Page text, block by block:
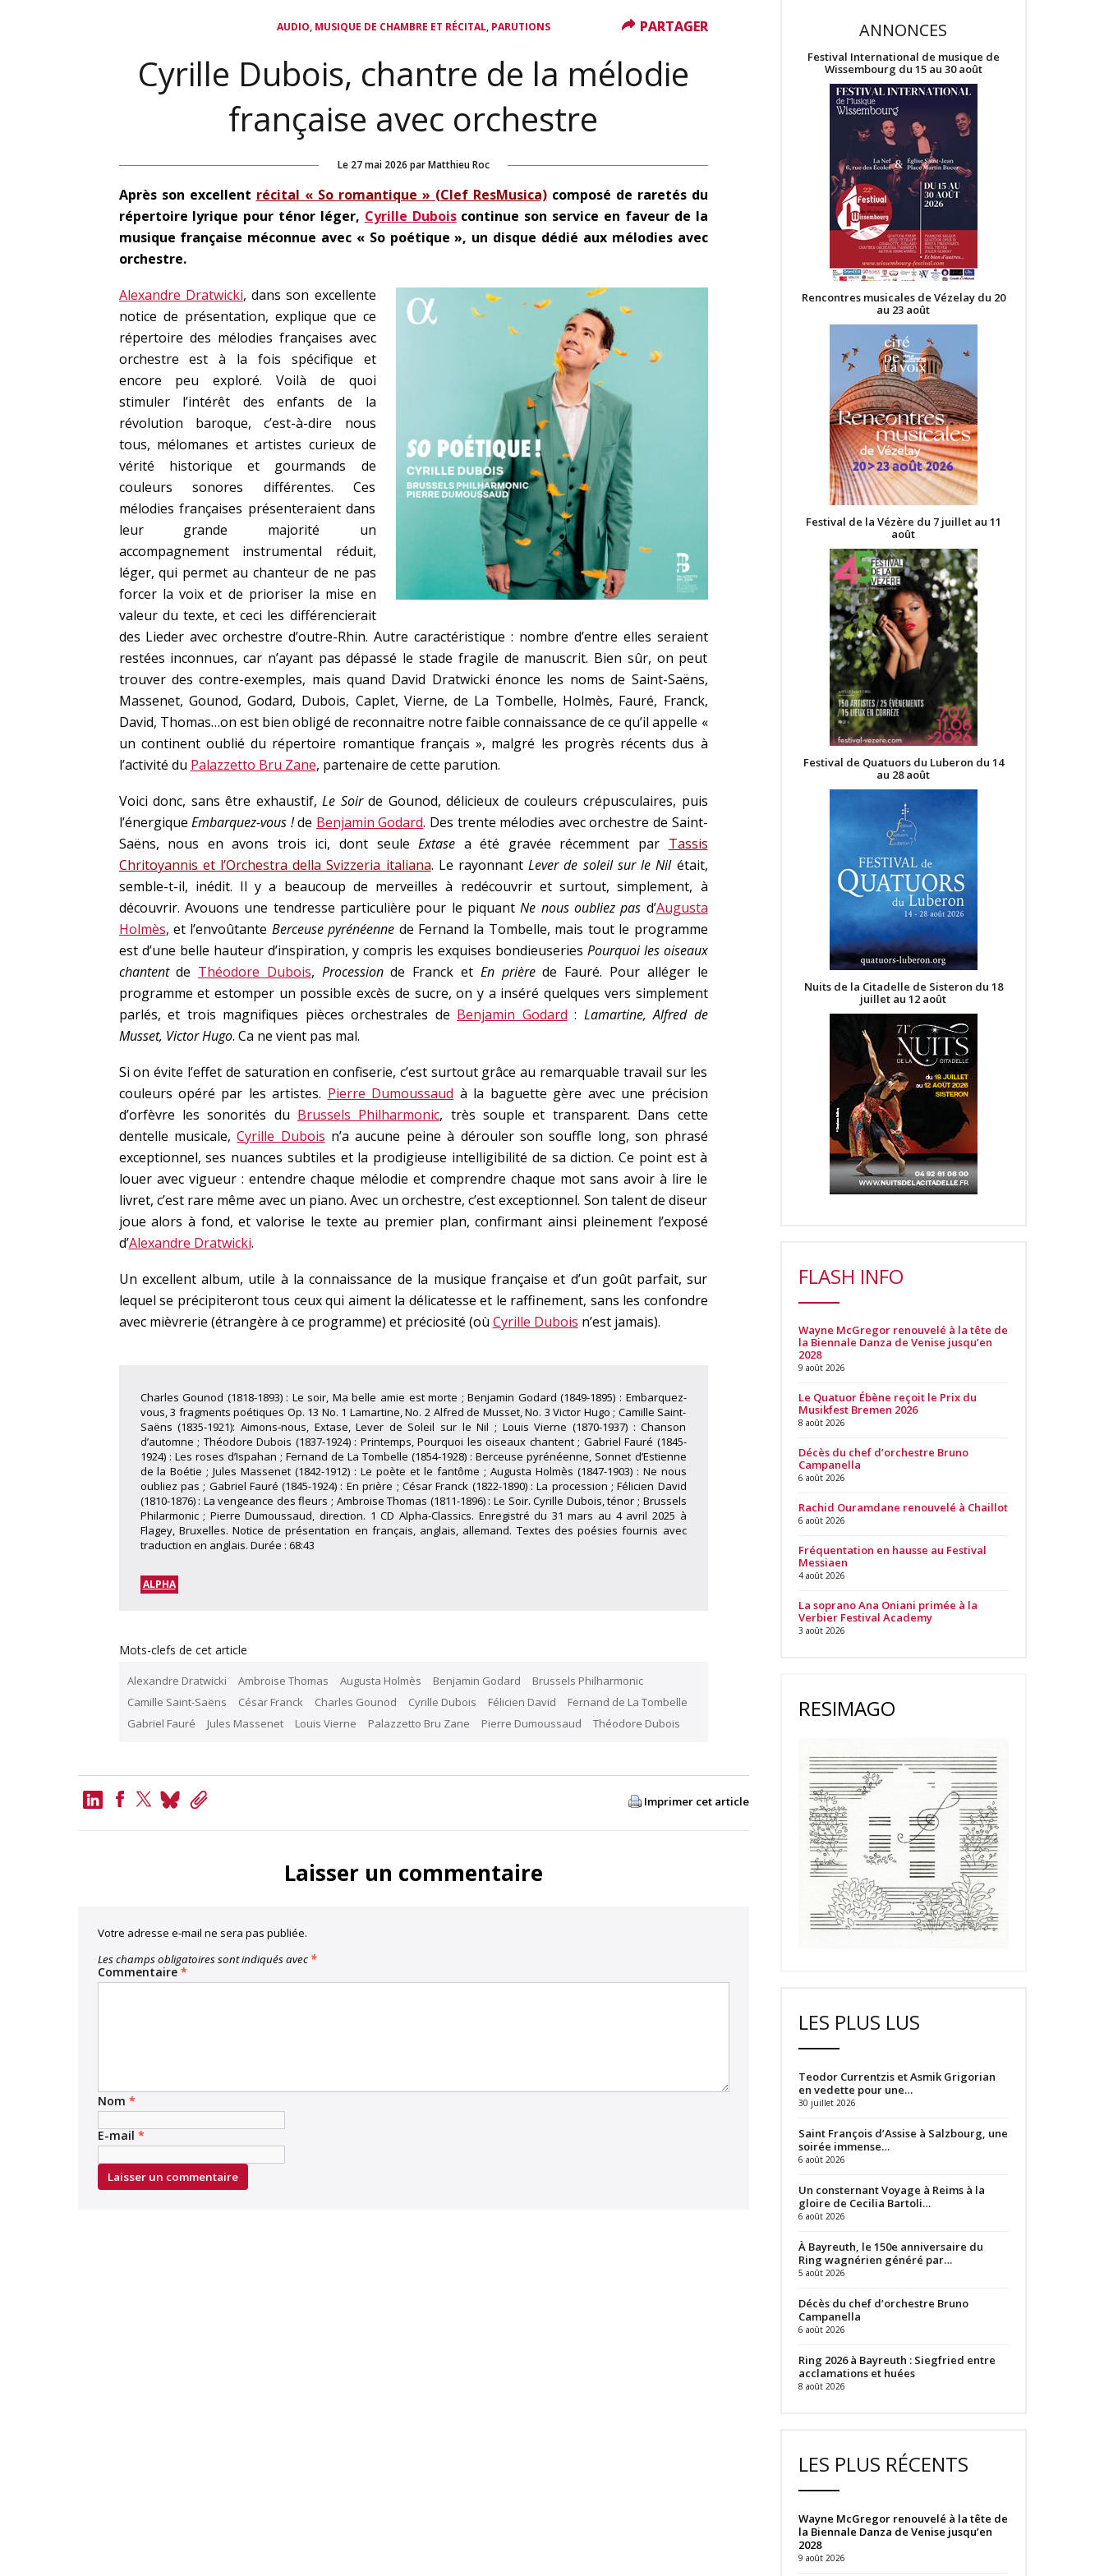
AUDIO, MUSIQUE DE CHAMBRE ET RÉCITAL, PARUTIONS
Cyrille Dubois, chantre de la mélodie
française avec orchestre
Le 27 mai 2026 par Matthieu Roc
Après son excellent récital « So romantique » (Clef ResMusica)composé de raretés du
répertoire lyrique pour ténor léger, Cyrille Duboiscontinue son service en faveur de la
musique française méconnue avec « So poétique », un disque dédié aux mélodies avec
orchestre.
Alexandre Dratwicki, dans son excellente
notice de présentation, explique que ce
répertoire des mélodies françaises avec
orchestre est à la fois spécifique et
encore peu exploré. Voilà de quoi
stimuler l’intérêt des enfants de la
révolution baroque, c’est-à-dire nous
tous, mélomanes et artistes curieux de
vérité historique et gourmands de
couleurs sonores différentes. Ces
mélodies françaises présenteraient dans
leur grande majorité un
accompagnement instrumental réduit,
léger, qui permet au chanteur de ne pas
forcer la voix et de prioriser la mise en
valeur du texte, et ceci les différencierait
des Lieder avec orchestre d’outre-Rhin. Autre caractéristique : nombre d’entre elles seraient
restées inconnues, car n’ayant pas dépassé le stade fragile de manuscrit. Bien sûr, on peut
trouver des contre-exemples, mais quand David Dratwicki énonce les noms de Saint-Saëns,
Massenet, Gounod, Godard, Dubois, Caplet, Vierne, de La Tombelle, Holmès, Fauré, Franck,
David, Thomas…on est bien obligé de reconnaitre notre faible connaissance de ce qu’il appelle «
un continent oublié du répertoire romantique français », malgré les progrès récents dus à
l’activité du Palazzetto Bru Zane, partenaire de cette parution.
Voici donc, sans être exhaustif,Le Soirde Gounod, délicieux de couleurs crépusculaires, puis
l’énergiqueEmbarquez-vous !de Benjamin Godard. Des trente mélodies avec orchestre de Saint-
Saëns, nous en avons trois ici, dont seuleExtase a été gravée récemment par Tassis
Chritoyannis et l’Orchestra della Svizzeria italiana. Le rayonnantLever de soleil sur le Nilétait,
semble-t-il, inédit. Il y a beaucoup de merveilles à redécouvrir et surtout, simplement, à
découvrir. Avouons une tendresse particulière pour le piquantNe nous oubliez pas d’Augusta
Holmès, et l’envoûtante Berceuse pyrénéenne de Fernand la Tombelle, mais tout le programme
est d’une belle hauteur d’inspiration, y compris les exquises bondieuseries Pourquoi les oiseaux
chantentde Théodore Dubois, Processionde Franck et En prièrede Fauré. Pour alléger le
programme et estomper un possible excès de sucre, on y a inséré quelques vers simplement
parlés, et trois magnifiques pièces orchestrales de Benjamin Godard : Lamartine, Alfred de
Musset, Victor Hugo. Ca ne vient pas mal.
Si on évite l’effet de saturation en confiserie, c’est surtout grâce au remarquable travail sur les
couleurs opéré par les artistes. Pierre Dumoussaud à la baguette gère avec une précision
d’orfèvre les sonorités du Brussels Philharmonic, très souple et transparent. Dans cette
dentelle musicale,Cyrille Dubois n’a aucune peine à dérouler son souffle long, son phrasé
exceptionnel, ses nuances subtiles et la prodigieuse intelligibilité de sa diction. Ce point est à
louer avec vigueur : entendre chaque mélodie et comprendre chaque mot sans avoir à lire le
livret, c’est rare même avec un piano. Avec un orchestre, c’est exceptionnel. Son talent de diseur
joue alors à fond, et valorise le texte au premier plan, confirmant ainsi pleinement l’exposé
d’Alexandre Dratwicki.
Un excellent album, utile à la connaissance de la musique française et d’un goût parfait, sur
lequel se précipiteront tous ceux qui aiment la délicatesse et le raffinement, sans les confondre
avec mièvrerie (étrangère à ce programme) et préciosité (où Cyrille Dubois n’est jamais).
PARTAGER
Charles Gounod (1818-1893) : Le soir, Ma belle amie est morte ; Benjamin Godard (1849-1895) : Embarquez-
vous, 3 fragments poétiques Op. 13 No. 1 Lamartine, No. 2 Alfred de Musset, No. 3 Victor Hugo ; Camille Saint-
Saëns (1835-1921): Aimons-nous, Extase, Lever de Soleil sur le Nil ; Louis Vierne (1870-1937) : Chanson
d’automne ; Théodore Dubois (1837-1924) : Printemps, Pourquoi les oiseaux chantent ; Gabriel Fauré (1845-
1924) : Les roses d’Ispahan ; Fernand de La Tombelle (1854-1928) : Berceuse pyrénéenne, Sonnet d’Estienne
de la Boétie ; Jules Massenet (1842-1912) : Le poète et le fantôme ; Augusta Holmès (1847-1903) : Ne nous
oubliez pas ; Gabriel Fauré (1845-1924) : En prière ; César Franck (1822-1890) : La procession ; Félicien David
(1810-1876) : La vengeance des fleurs ; Ambroise Thomas (1811-1896) : Le Soir. Cyrille Dubois, ténor ; Brussels
Philarmonic ; Pierre Dumoussaud, direction. 1 CD Alpha-Classics. Enregistré du 31 mars au 4 avril 2025 à
Flagey, Bruxelles. Notice de présentation en français, anglais, allemand. Textes des poésies fournis avec
traduction en anglais. Durée : 68:43
PARTAGER
ALPHA
Mots-clefs de cet article
Alexandre Dratwicki Ambroise Thomas Augusta Holmès Benjamin Godard
Brussels Philharmonic
Camille Saint-Saëns
César Franck Charles Gounod Cyrille Dubois Félicien David
Fernand de La Tombelle
Gabriel Fauré
Jules Massenet Louis Vierne Palazzetto Bru Zane Pierre Dumoussaud Théodore Dubois
LinkedIn
BlueskyCopy
Imprimer cet article
Laisser un commentaire
Votre adresse e-mail ne sera pas publiée.
Les champs obligatoires sont indiqués avec *
Commentaire *
Nom *
E-mail *
ANNONCES
Festival International de musique de
Wissembourg du 15 au 30 août
Rencontres musicales de Vézelay du 20
au 23 août
Festival de la Vézère du 7 juillet au 11
août
Festival de Quatuors du Luberon du 14
au 28 août
Nuits de la Citadelle de Sisteron du 18
juillet au 12 août
FLASH INFO
Wayne McGregor renouvelé à la tête de
la Biennale Danza de Venise jusqu’en
2028
9 août 2026
Le Quatuor Ébène reçoit le Prix du
Musikfest Bremen 2026
8 août 2026
Décès du chef d’orchestre Bruno
Campanella
6 août 2026
Rachid Ouramdane renouvelé à Chaillot
6 août 2026
Fréquentation en hausse au Festival
Messiaen
4 août 2026
La soprano Ana Oniani primée à la
Verbier Festival Academy
3 août 2026
RESIMAGO
LES PLUS LUS
Teodor Currentzis et Asmik Grigorian
en vedette pour une…
30 juillet 2026
Saint François d’Assise à Salzbourg, une
soirée immense…
6 août 2026
Un consternant Voyage à Reims à la
gloire de Cecilia Bartoli…
6 août 2026
À Bayreuth, le 150e anniversaire du
Ring wagnérien généré par…
5 août 2026
Décès du chef d’orchestre Bruno
Campanella
6 août 2026
Ring 2026 à Bayreuth : Siegfried entre
acclamations et huées
8 août 2026
LES PLUS RÉCENTS
Wayne McGregor renouvelé à la tête de
la Biennale Danza de Venise jusqu’en
2028
9 août 2026